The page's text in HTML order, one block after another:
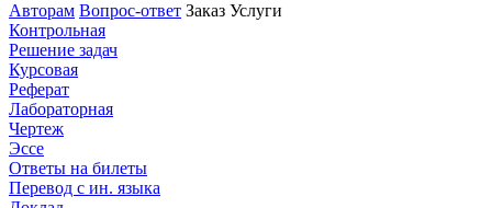
Авторам Вопрос-ответ Заказ Услуги
Контрольная
Решение задач
Курсовая
Реферат
Лабораторная
Чертеж
Эссе
Ответы на билеты
Перевод с ин. языка